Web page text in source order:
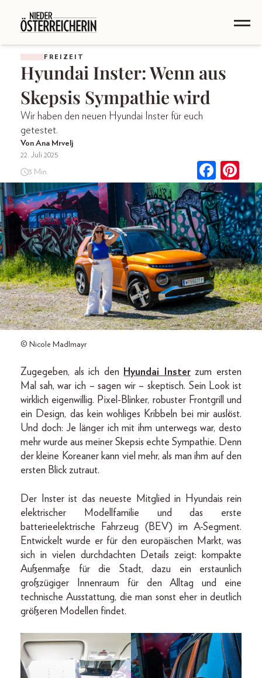
FREIZEIT
Hyundai Inster: Wenn aus
Skepsis Sympathie wird
Wir haben den neuen Hyundai Inster für euch
getestet.
Von Ana Mrvelj
22. Juli 2025
3 Min.
© Nicole Madlmayr
Zugegeben, als ich den Hyundai Insterzum ersten
Mal sah, war ich – sagen wir – skeptisch. Sein Look ist
wirklich eigenwillig. Pixel-Blinker, robuster Frontgrill und
ein Design, das kein wohliges Kribbeln bei mir auslöst.
Und doch: Je länger ich mit ihm unterwegs war, desto
mehr wurde aus meiner Skepsis echte Sympathie. Denn
der kleine Koreaner kann viel mehr, als man ihm auf den
ersten Blick zutraut.
Der Inster ist das neueste Mitglied in Hyundais rein
elektrischer Modellfamilie und das erste
batterieelektrische Fahrzeug (BEV) im A-Segment.
Entwickelt wurde er für den europäischen Markt, was
sich in vielen durchdachten Details zeigt: kompakte
Außenmaße für die Stadt, dazu ein erstaunlich
großzügiger Innenraum für den Alltag und eine
technische Ausstattung, die man sonst eher in deutlich
größeren Modellen findet.